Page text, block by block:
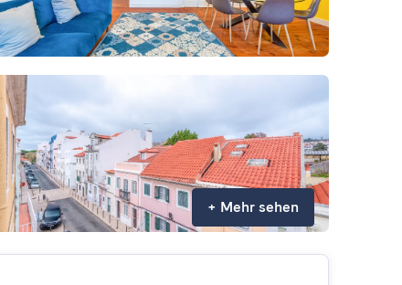
+ Mehr sehen